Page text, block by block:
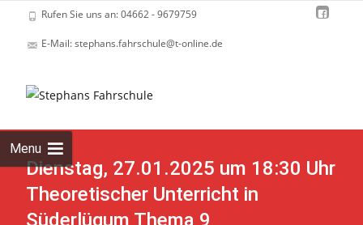
Rufen Sie uns an: 04662 - 9679759
E-Mail: stephans.fahrschule@t-online.de
Menu
Dienstag, 27.01.2025 um 18:30 Uhr
Theoretischer Unterricht in
Süderlügum Thema 9